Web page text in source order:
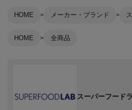
HOME メーカー・ブランド
HOME 全商品
スーパーフード